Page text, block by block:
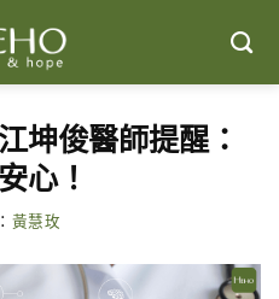
坤俊醫師提醒：
心！
黃慧玫